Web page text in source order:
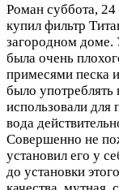
Роман суббота, 24
купил фильтр
загородном доме.
была очень
примесями песка
было
использовали для
вода
Совершенно не
установил его у
до установки